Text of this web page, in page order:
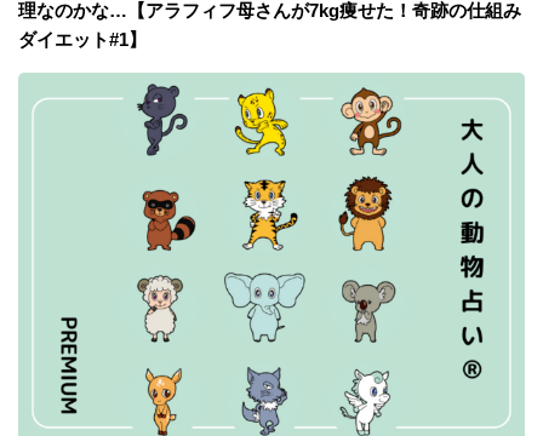
理なのかな…【アラフィフ母さんが7kg痩せた！奇跡の仕組み
ダイエット#1】